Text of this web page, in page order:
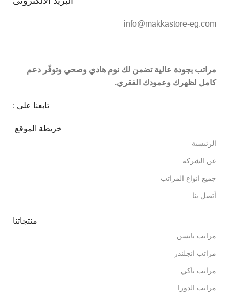
info@makkastore-eg.com
مراتب بجودة عالية تضمن لك نوم هادي وصحي وتوفّر دعم
كامل لظهرك وعمودك الفقري.
تابعنا على :
خريطة الموقع
الرئيسية
عن الشركة
جميع انواع المراتب
أتصل بنا
منتجاتنا
مراتب يانسن
مراتب انجلندر
مراتب تاكي
مراتب الدورا